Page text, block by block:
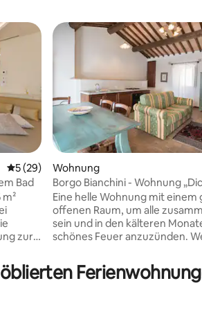
Durchschnittliche Bewertung: 5 von 5,
5 (29)
Bad
zur
Wohnung
Borgo Bianchini - Wohnung
Eine helle Wohnung mit einem
offenen Raum, um alle
sein und in den kälteren
schönes Feuer anzuzünden.
durch die Fenster gelangt, ein
wunderschönes natürliches